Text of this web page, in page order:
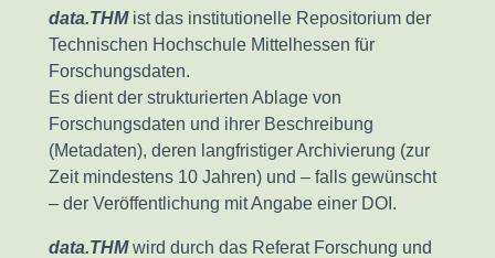
data.THMist das institutionelle Repositorium der
Technischen Hochschule Mittelhessen für
Forschungsdaten.
Es dient der strukturierten Ablage von
Forschungsdaten und ihrer Beschreibung
(Metadaten), deren langfristiger Archivierung (zur
Zeit mindestens 10 Jahren) und – falls gewünscht
– der Veröffentlichung mit Angabe einer DOI.
data.THMwird durch das Referat Forschung und